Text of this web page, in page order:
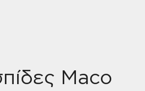
Maco